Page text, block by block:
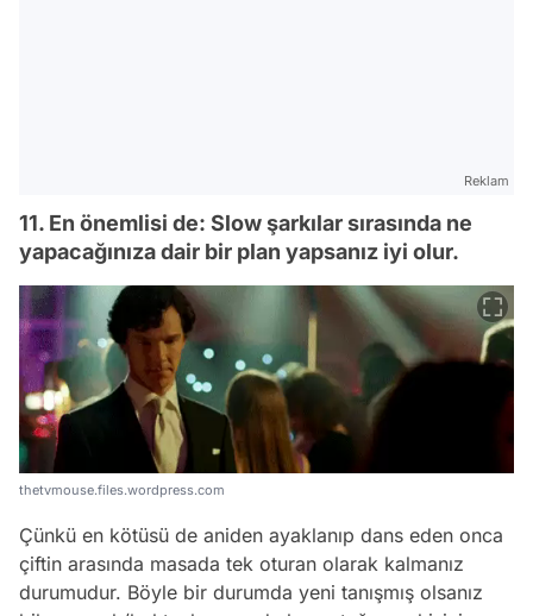
Reklam
11. En önemlisi de: Slow şarkılar sırasında ne
yapacağınıza dair bir plan yapsanız iyi olur.
thetvmouse.files.wordpress.com
Çünkü en kötüsü de aniden ayaklanıp dans eden onca
çiftin arasında masada tek oturan olarak kalmanız
durumudur. Böyle bir durumda yeni tanışmış olsanız